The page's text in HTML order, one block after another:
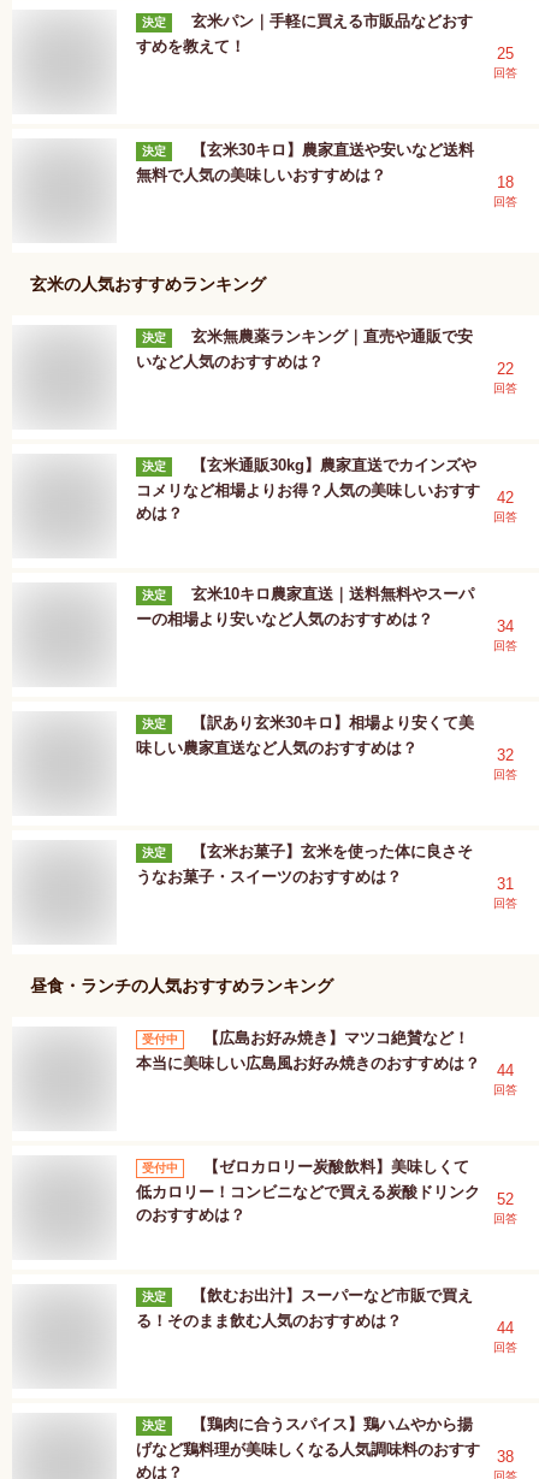
決定
玄米パン｜手軽に買える市販品などおす
すめを教えて！
25
回答
決定
【玄米30キロ】農家直送や安いなど送料
無料で人気の美味しいおすすめは？
18
回答
玄米の人気おすすめランキング
決定
玄米無農薬ランキング｜直売や通販で安
いなど人気のおすすめは？
22
回答
決定
【玄米通販30kg】農家直送でカインズや
コメリなど相場よりお得？人気の美味しいおすす
めは？
42
回答
決定
玄米10キロ農家直送｜送料無料やスーパ
ーの相場より安いなど人気のおすすめは？
34
回答
決定
【訳あり玄米30キロ】相場より安くて美
味しい農家直送など人気のおすすめは？
32
回答
決定
【玄米お菓子】玄米を使った体に良さそ
うなお菓子・スイーツのおすすめは？
31
回答
昼食・ランチの人気おすすめランキング
受付中
【広島お好み焼き】マツコ絶賛など！
本当に美味しい広島風お好み焼きのおすすめは？
44
回答
受付中
【ゼロカロリー炭酸飲料】美味しくて
低カロリー！コンビニなどで買える炭酸ドリンク
のおすすめは？
52
回答
決定
【飲むお出汁】スーパーなど市販で買え
る！そのまま飲む人気のおすすめは？
44
回答
決定
【鶏肉に合うスパイス】鶏ハムやから揚
げなど鶏料理が美味しくなる人気調味料のおすす
めは？
38
回答